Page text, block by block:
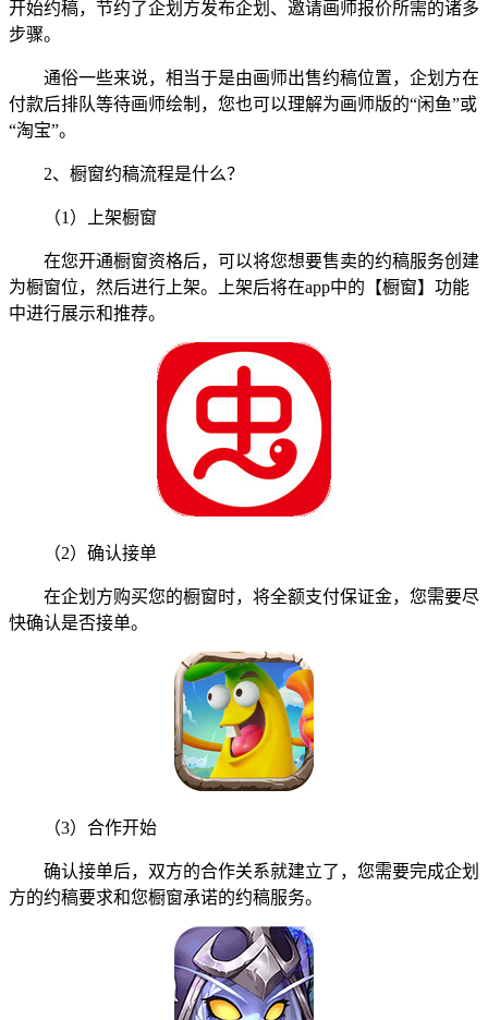
开始约稿，节约了企划方发布企划、邀请画师报价所需的诸多
步骤。
通俗一些来说，相当于是由画师出售约稿位置，企划方在
付款后排队等待画师绘制，您也可以理解为画师版的“闲鱼”或
“淘宝”。
2、橱窗约稿流程是什么？
（1）上架橱窗
在您开通橱窗资格后，可以将您想要售卖的约稿服务创建
为橱窗位，然后进行上架。上架后将在app中的【橱窗】功能
中进行展示和推荐。
（2）确认接单
在企划方购买您的橱窗时，将全额支付保证金，您需要尽
快确认是否接单。
（3）合作开始
确认接单后，双方的合作关系就建立了，您需要完成企划
方的约稿要求和您橱窗承诺的约稿服务。